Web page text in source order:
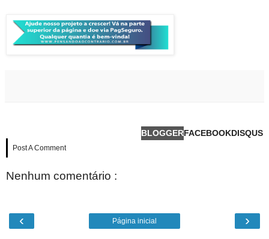
Post A Comment
BLOGGERFACEBOOKDISQUS
Nenhum comentário :
‹ ›
Página inicial